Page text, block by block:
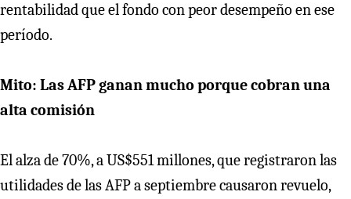
rentabilidad que el fondo con peor desempeño en ese
período.
Mito: Las AFP ganan mucho porque cobran una
alta comisión
El alza de 70%, a US$551 millones, que registraron las
utilidades de las AFP a septiembre causaron revuelo,